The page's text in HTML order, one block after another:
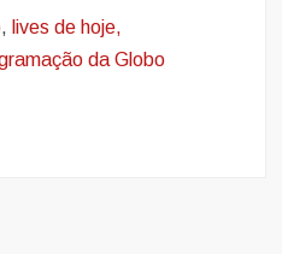
, lives de hoje,
da Globo